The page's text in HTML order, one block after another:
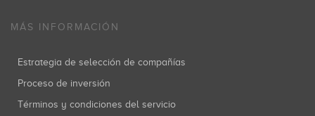
MÁS INFORMACIÓN
Estrategia de selección de compañías
Proceso de inversión
Términos y condiciones del servicio